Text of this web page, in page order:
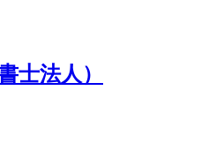
士法人）